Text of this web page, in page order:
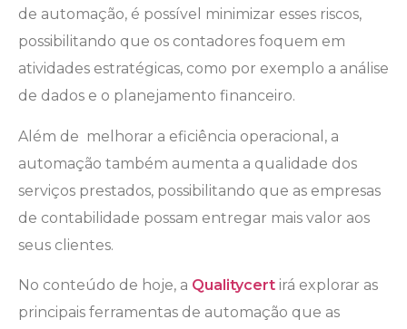
de automação, é possível minimizar esses riscos,
possibilitando que os contadores foquem em
atividades estratégicas, como por exemplo a análise
de dados e o planejamento financeiro.
Além de melhorar a eficiência operacional, a
automação também aumenta a qualidade dos
serviços prestados, possibilitando que as empresas
de contabilidade possam entregar mais valor aos
seus clientes.
No conteúdo de hoje, a Qualitycert irá explorar as
principais ferramentas de automação que as